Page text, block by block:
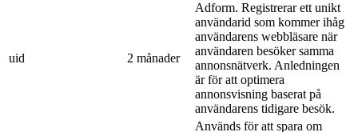
uid 2 månader
Adform. Registrerar ett unikt
användarid som kommer ihåg
användarens webbläsare när
användaren besöker samma
annonsnätverk. Anledningen
är för att optimera
annonsvisning baserat på
användarens tidigare besök.
Används för att spara om